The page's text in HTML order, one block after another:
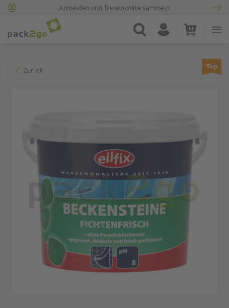
Anmelden und Treuepunkte sammeln
Suche Konto Warenkorb
Zurück Top